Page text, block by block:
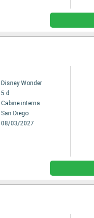
Disney Wonder
5 d
Cabine interna
San Diego
08/03/2027